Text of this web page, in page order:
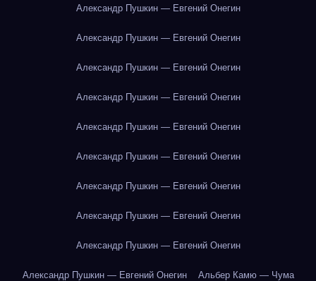
Александр Пушкин — Евгений Онегин
Александр Пушкин — Евгений Онегин
Александр Пушкин — Евгений Онегин
Александр Пушкин — Евгений Онегин
Александр Пушкин — Евгений Онегин
Александр Пушкин — Евгений Онегин
Александр Пушкин — Евгений Онегин
Александр Пушкин — Евгений Онегин
Александр Пушкин — Евгений Онегин
Александр Пушкин — Евгений Онегин Альбер Камю — Чума